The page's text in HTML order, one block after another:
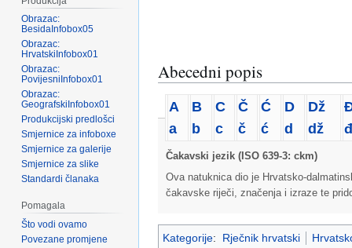
Abecedni popis
A
a
B
b
C
c
Č
č
Ć
ć
D
d
Dž
dž
đ
Čakavski jezik (ISO 639-3: ckm)
Ova natuknica dio je Hrvatsko-
čakavske riječi, značenja i izraze te
Kategorije: Rječnik hrvatski
Obrazac:
BesidaInfobox05
Obrazac:
HrvatskiInfobox01
Obrazac:
PovijesniInfobox01
Obrazac:
GeografskiInfobox01
Produkcijski predlošci
Smjernice za infoboxe
Smjernice za galerije
Smjernice za slike
Standardi članaka
Pomagala
Što vodi ovamo
Povezane promjene